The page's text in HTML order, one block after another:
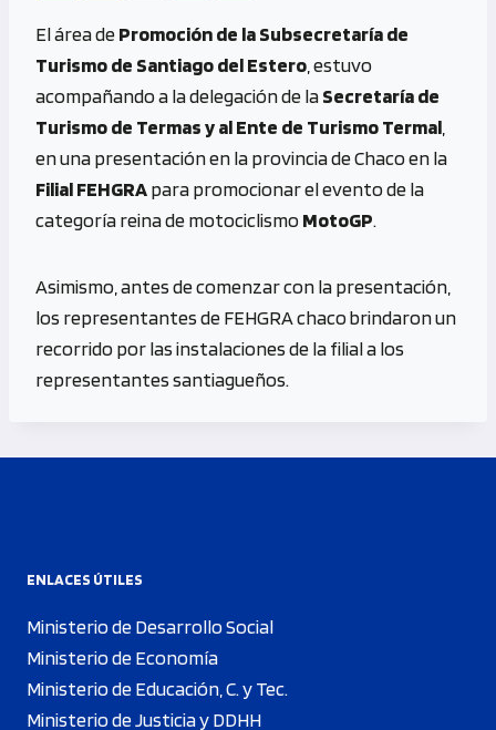
b
o
o
k
se
n
g
er
py
Li
n
k
gr
a
m
at
s
A
p
p
El área dePromoción de la Subsecretaría de
Turismo de Santiago del Estero , estuvo
acompañando a la delegación de laSecretaría de
Turismo de Termas y al Ente de Turismo Termal
en una presentación en la provincia de Chaco en la
Filial FEHGRApara promocionar el evento de la
categoría reina de motociclismoMotoGP.
Asimismo, antes de comenzar con la presentación,
los representantes de FEHGRA chaco brindaron un
recorrido por las instalaciones de la filial a los
representantes santiagueños.
ENLACES ÚTILES
Ministerio de Desarrollo Social
Ministerio de Economía
Ministerio de Educación, C. y Tec.
Ministerio de Justicia y DDHH